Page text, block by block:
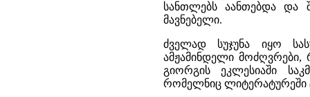
სანთლებს აანთებდა და
მავნებელი.
ძველად სუჯუნა იყო
ამჟამინდელი მოძღვრები,
გიორგის ეკლესიაში
რომელნიც ლიტერატურეში